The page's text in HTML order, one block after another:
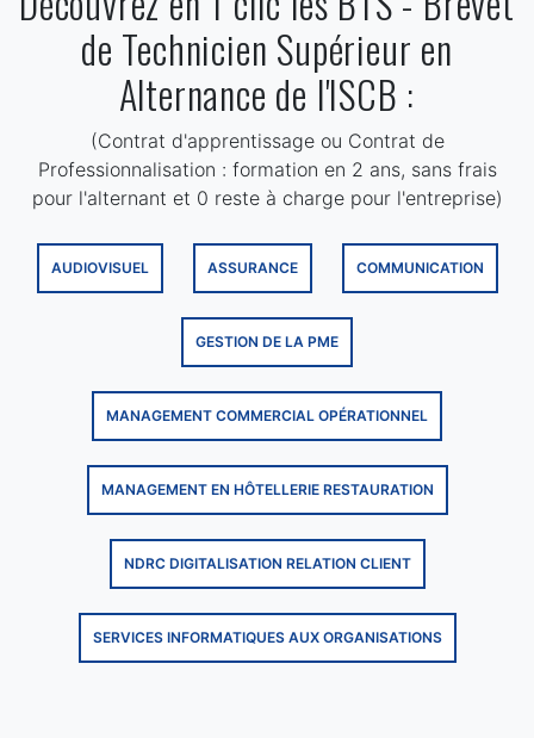
de Technicien Supérieur en
Alternance de l'ISCB :
(Contrat d'apprentissage ou Contrat de
Professionnalisation : formation en 2 ans, sans frais
pour l'alternant et 0 reste à charge pour l'entreprise)
AUDIOVISUEL ASSURANCE COMMUNICATION
GESTION DE LA PME
MANAGEMENT COMMERCIAL OPÉRATIONNEL
MANAGEMENT EN HÔTELLERIE RESTAURATION
NDRC DIGITALISATION RELATION CLIENT
SERVICES INFORMATIQUES AUX ORGANISATIONS